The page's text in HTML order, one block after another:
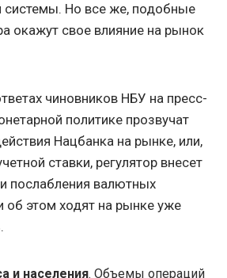
системы. Но все же, подобные
окажут свое влияние на рынок
чиновников НБУ на пресс-
политике прозвучат
Нацбанка на рынке, или,
ставки, регулятор внесет
послабления валютных
об этом ходят на рынке уже
и населения. Объемы операций